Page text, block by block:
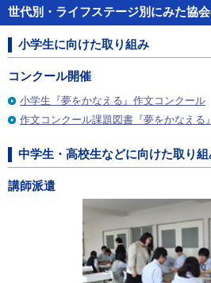
世代別・ライフステージ別にみた協
小学生に向けた取り組み
コンクール開催
小学生『夢をかなえる』作文コンクール
作文コンクール課題図書『夢をかなえる』
中学生・高校生などに向けた取り組
講師派遣